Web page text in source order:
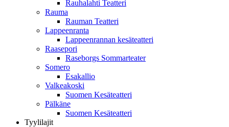
Rauhalahti Teatteri
Rauma
Rauman Teatteri
Lappeenranta
Lappeenrannan kesäteatteri
Raasepori
Raseborgs Sommarteater
Somero
Esakallio
Valkeakoski
Suomen Kesäteatteri
Pälkäne
Suomen Kesäteatteri
Tyylilajit